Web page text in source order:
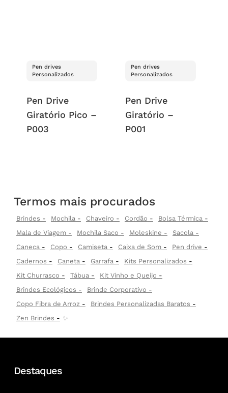
Pen drives
Personalizados
Pen Drive
Giratório Pico –
P003
Pen drives
Personalizados
Pen Drive
Giratório –
P001
Termos mais procurados
Brindes Mochila Chaveiro Cordão
Bolsa Térmica
Mala de Viagem
Mochila Saco Moleskine
Sacola
Caneca
Copo Camiseta Caixa de Som
Pen drive
Cadernos
Caneta Garrafa
Kits Personalizados
Kit Churrasco
Tábua
Kit Vinho e Queijo
Brindes Ecológicos
Brinde Corporativo
Copo Fibra de Arroz
Brindes Personalizadas Baratos
Zen Brindes
✨
Destaques